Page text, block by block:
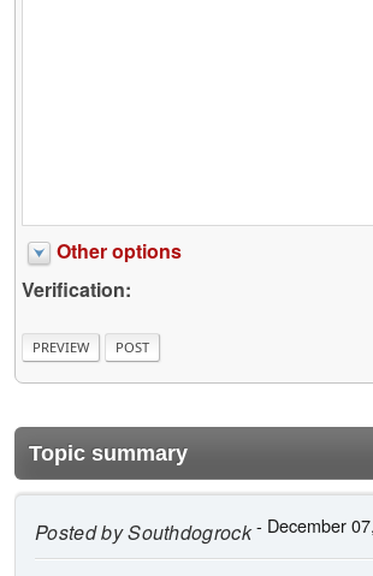
Other options
Verification:
Topic summary
Posted bySouthdogrock- December